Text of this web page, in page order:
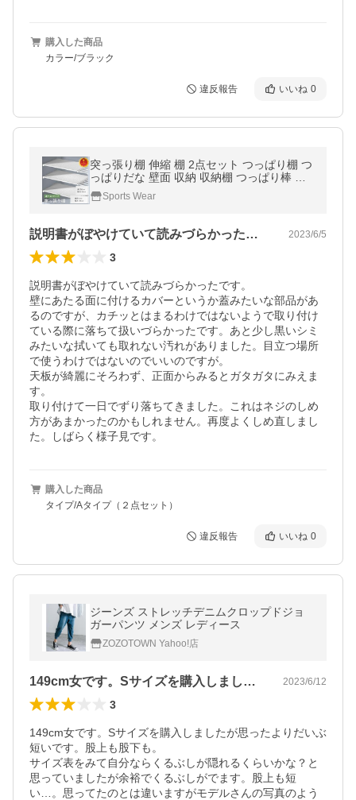
購入した商品
カラー/ブラック
違反報告 いいね 0
突っ張り棚 伸縮 棚 2点セット つっぱり棚 つ
っぱりだな 壁面 収納 収納棚 つっぱり棒 キ
ッチン 棚板 スリム 強力 固定 トイレ 押入れ
洗面所 クローゼット
Sports Wear
説明書がぼやけていて読みづらかったです… 2023/6/5
3
説明書がぼやけていて読みづらかったです。
壁にあたる面に付けるカバーというか蓋みたいな部品があ
るのですが、カチッとはまるわけではないようで取り付け
ている際に落ちて扱いづらかったです。あと少し黒いシミ
みたいな拭いても取れない汚れがありました。目立つ場所
で使うわけではないのでいいのですが。
天板が綺麗にそろわず、正面からみるとガタガタにみえま
す。
取り付けて一日でずり落ちてきました。これはネジのしめ
方があまかったのかもしれません。再度よくしめ直しまし
た。しばらく様子見です。
購入した商品
タイプ/Aタイプ（２点セット）
違反報告 いいね 0
ジーンズ ストレッチデニムクロップドジョ
ガーパンツ メンズ レディース
ZOZOTOWN Yahoo!店
149cm女です。Sサイズを購入しまし… 2023/6/12
3
149cm女です。Sサイズを購入しましたが思ったよりだいぶ
短いです。股上も股下も。
サイズ表をみて自分ならくるぶしが隠れるくらいかな？と
思っていましたが余裕でくるぶしがでます。股上も短
い…。思ってたのとは違いますがモデルさんの写真のよう